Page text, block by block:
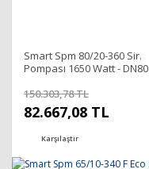
Smart Spm 80/20-360 Sir.
Pompası 1650 Watt - DN80
150.303,78 TL
82.667,08 TL
Karşılaştır